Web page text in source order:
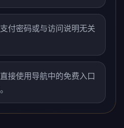
付密码或与访问说明无关
接使用导航中的免费入口